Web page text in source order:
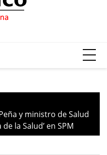
y ministro de Salud
la Salud’ en SPM